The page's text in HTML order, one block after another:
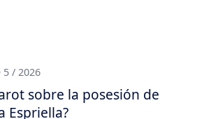
5 / 2026
sobre la posesión de
Espriella?